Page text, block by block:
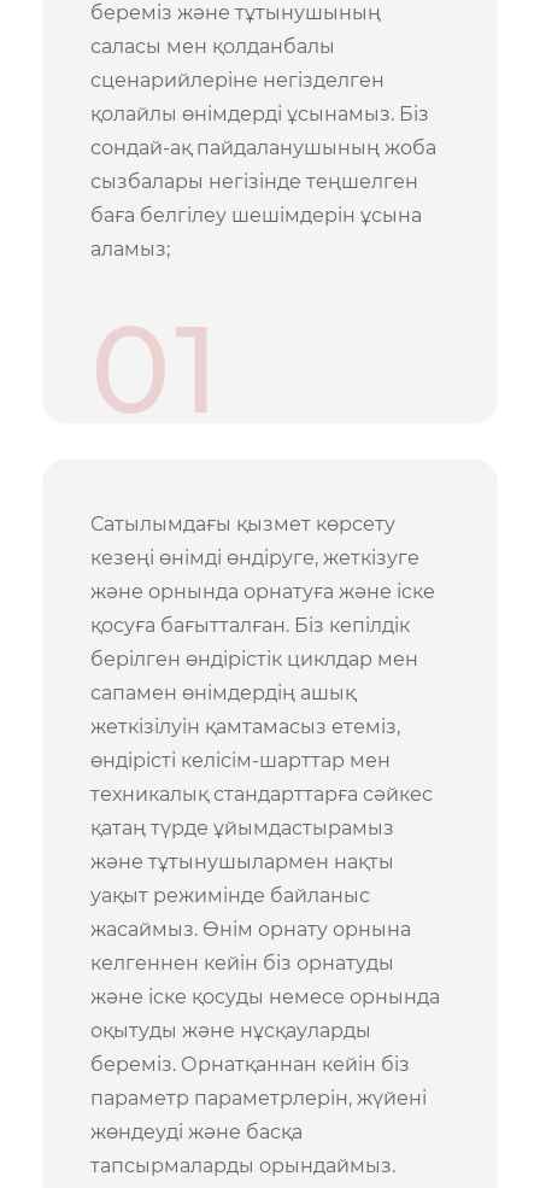
береміз және тұтынушының
саласы мен қолданбалы
сценарийлеріне негізделген
қолайлы өнімдерді ұсынамыз. Біз
сондай-ақ пайдаланушының жоба
сызбалары негізінде теңшелген
баға белгілеу шешімдерін ұсына
аламыз;
01
Сатылымдағы қызмет көрсету
кезеңі өнімді өндіруге, жеткізуге
және орнында орнатуға және іске
қосуға бағытталған. Біз кепілдік
берілген өндірістік циклдар мен
сапамен өнімдердің ашық
жеткізілуін қамтамасыз етеміз,
өндірісті келісім-шарттар мен
техникалық стандарттарға сәйкес
қатаң түрде ұйымдастырамыз
және тұтынушылармен нақты
уақыт режимінде байланыс
жасаймыз. Өнім орнату орнына
келгеннен кейін біз орнатуды
және іске қосуды немесе орнында
оқытуды және нұсқауларды
береміз. Орнатқаннан кейін біз
параметр параметрлерін, жүйені
жөндеуді және басқа
тапсырмаларды орындаймыз.